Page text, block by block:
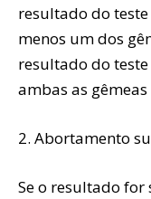
resultado do
menos um dos
resultado do
ambas as
2. Abortamento
Se o resultado